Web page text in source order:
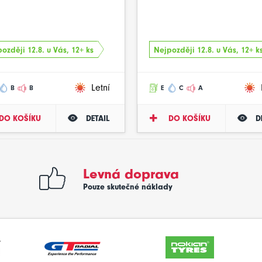
12.8. u Vás, 12+ ks
B B Letní
KOŠÍKU DETAIL
Nejpozději 12.8. u Vás, 12+
E C A
DO KOŠÍKU
Levná doprava
Pouze skutečné náklady